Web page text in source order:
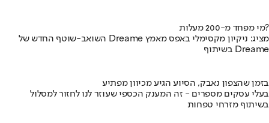
מי מפחד מ-200 מעלות?
השואב-שוטף החדש של Dreame מציג: ניקיון מקסימלי באפס מאמץ
בשיתוף Dreame
בזמן שהצפון נאבק, הסיוע הגיע מכיוון מפתיע
בעלי עסקים מספרים - זה המענק הכספי שעוזר לנו לחזור למסלול
בשיתוף מזרחי טפחות